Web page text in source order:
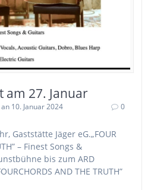
am 27. Januar
an 10. Januar 2024 0
Gaststätte Jäger eG.„FOUR
– Finest Songs &
bis zum ARD
AND THE TRUTH”